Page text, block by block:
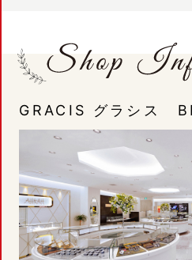
GRACIS グラシス